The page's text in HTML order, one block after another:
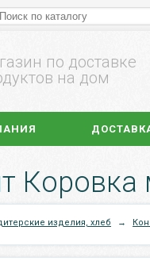
по доставке
на дом
Коровка
изделия, хлеб →